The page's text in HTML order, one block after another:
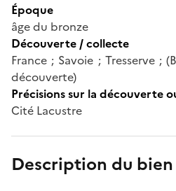
Époque
âge du bronze
Découverte / collecte
France ; Savoie ; Tresserve ;
découverte)
Précisions sur la découverte
Cité Lacustre
Description du bien